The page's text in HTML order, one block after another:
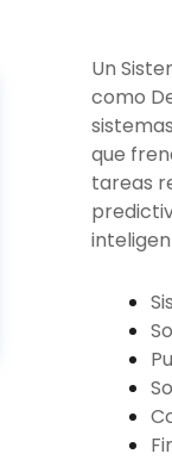
Un
como
que
tareas